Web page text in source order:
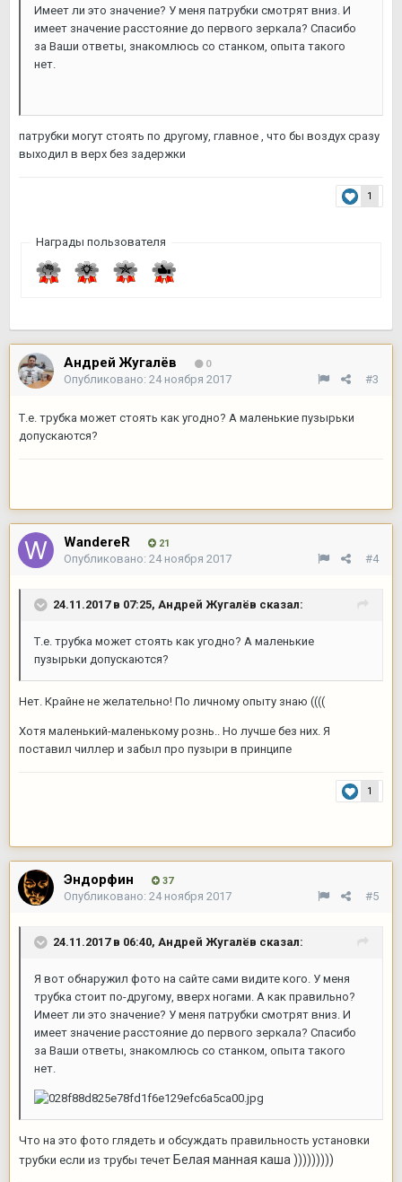
Имеет ли это значение? У меня патрубки смотрят вниз. И
имеет значение расстояние до первого зеркала? Спасибо
за Ваши ответы, знакомлюсь со станком, опыта такого
нет.
патрубки могут стоять по другому, главное , что бы воздух сразу
выходил в верх без задержки
1
Награды пользователя
Андрей Жугалёв 0
#3
Опубликовано: 24 ноября 2017
Т.е. трубка может стоять как угодно? А маленькие пузырьки
допускаются?
WandereR 21
#4
Опубликовано: 24 ноября 2017
24.11.2017 в 07:25, Андрей Жугалёв сказал:
Т.е. трубка может стоять как угодно? А маленькие
пузырьки допускаются?
Нет. Крайне не желательно! По личному опыту знаю ((((
Хотя маленький-маленькому рознь.. Но лучше без них. Я
поставил чиллер и забыл про пузыри в принципе
1
Эндорфин 37
#5
Опубликовано: 24 ноября 2017
24.11.2017 в 06:40, Андрей Жугалёв сказал:
Я вот обнаружил фото на сайте сами видите кого. У меня
трубка стоит по-другому, вверх ногами. А как правильно?
Имеет ли это значение? У меня патрубки смотрят вниз. И
имеет значение расстояние до первого зеркала? Спасибо
за Ваши ответы, знакомлюсь со станком, опыта такого
нет.
Что на это фото глядеть и обсуждать правильность установки
трубки если из трубы течет Белая манная каша )))))))))